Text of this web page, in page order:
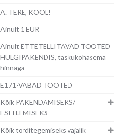
A. TERE, KOOL!
Ainult 1 EUR
Ainult ETTETELLITAVAD TOOTED
HULGIPAKENDIS, taskukohasema
hinnaga
E171-VABAD TOOTED
Kõik PAKENDAMISEKS/
ESITLEMISEKS
Kõik torditegemiseks vajalik